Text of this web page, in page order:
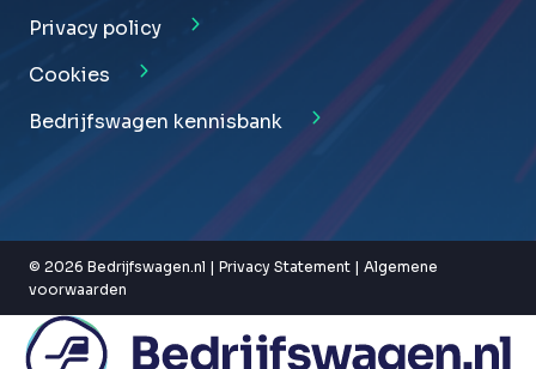
Privacy policy
Cookies
Bedrijfswagen kennisbank
© 2026 Bedrijfswagen.nl | Privacy Statement | Algemene
voorwaarden